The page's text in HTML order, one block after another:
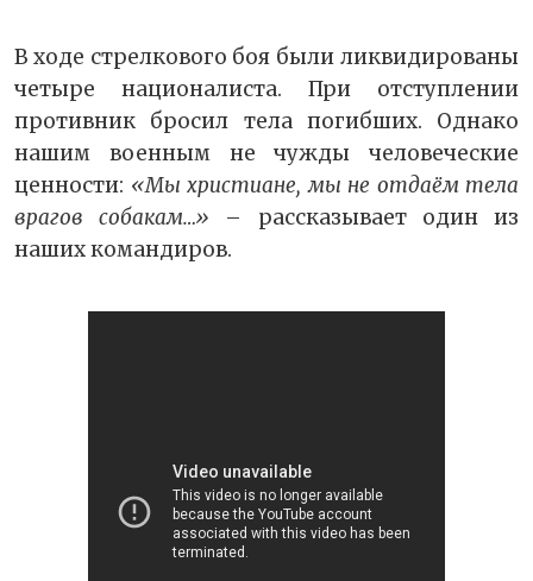
В ходе стрелкового боя были ликвидированы
четыре националиста. При отступлении
противник бросил тела погибших. Однако
нашим военным не чужды человеческие
ценности: «Мы христиане, мы не отдаём тела
врагов собакам…» – рассказывает один из
наших командиров.